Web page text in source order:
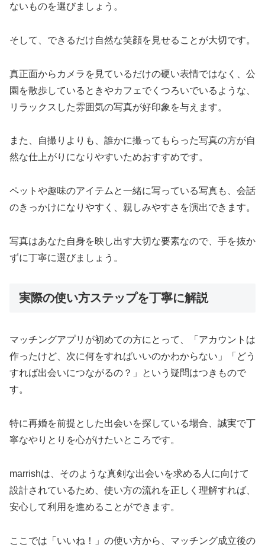
ないものを選びましょう。
そして、できるだけ自然な笑顔を見せることが大切です。
真正面からカメラを見ているだけの硬い表情ではなく、公
園を散歩しているときやカフェでくつろいでいるような、
リラックスした雰囲気の写真が好印象を与えます。
また、自撮りよりも、誰かに撮ってもらった写真の方が自
然な仕上がりになりやすいためおすすめです。
ペットや趣味のアイテムと一緒に写っている写真も、会話
のきっかけになりやすく、親しみやすさを演出できます。
写真はあなた自身を映し出す大切な要素なので、手を抜か
ずに丁寧に選びましょう。
実際の使い方ステップを丁寧に解説
マッチングアプリが初めての方にとって、「アカウントは
作ったけど、次に何をすればいいのかわからない」「どう
すれば出会いにつながるの？」という疑問はつきもので
す。
特に再婚を前提とした出会いを探している場合、誠実で丁
寧なやりとりを心がけたいところです。
marrishは、そのような真剣な出会いを求める人に向けて
設計されているため、使い方の流れを正しく理解すれば、
安心して利用を進めることができます。
ここでは「いいね！」の使い方から、マッチング成立後の